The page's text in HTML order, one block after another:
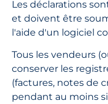
Les déclarations
et doivent être
l'aide d'un logiciel
Tous les vendeurs
conserver les
(factures, notes de
pendant au moins